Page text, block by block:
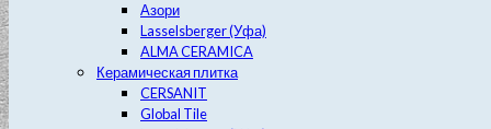
Азори
Lasselsberger (Уфа)
ALMA CERAMICA
Керамическая плитка
CERSANIT
Global Tile